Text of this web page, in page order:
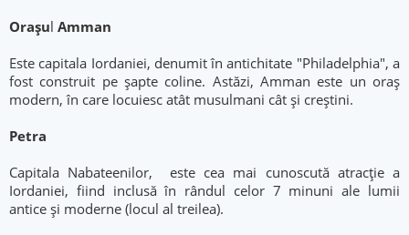
Oraşul Amman
Este capitala Iordaniei, denumit în antichitate "Philadelphia", a
fost construit pe șapte coline. Astăzi, Amman este un oraș
modern, în care locuiesc atât musulmani cât și creștini.
Petra
Capitala Nabateenilor, este cea mai cunoscută atracţie a
Iordaniei, fiind inclusă în rândul celor 7 minuni ale lumii
antice şi moderne (locul al treilea).